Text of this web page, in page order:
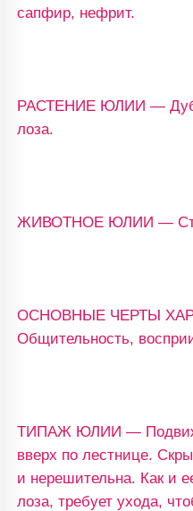
сапфир, нефрит.
РАСТЕНИЕ ЮЛИИ — Дуб,
лоза.
ЖИВОТНОЕ ЮЛИИ —
ОСНОВНЫЕ ЧЕРТЫ
Общительность,
ТИПАЖ ЮЛИИ —
вверх по лестнице.
и нерешительна. Как и
лоза, требует ухода,